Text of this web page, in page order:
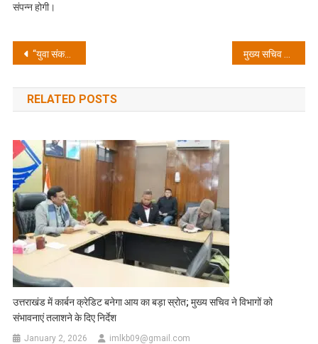
संपन्न होगी।
Post
navigation
“युवा संकल्प लें और उत्तराखण्ड को सर्वश्रेष्ठ राज्य बनाएं”: मुख्यमंत्री पुष्कर सिंह धामी ने ‘मुख्य सेवक युवा संवाद’ में युवाओं से किया आह्वान।
RELATED POSTS
उत्तराखंड में कार्बन क्रेडिट बनेगा आय का बड़ा स्रोत; मुख्य सचिव ने विभागों को
संभावनाएं तलाशने के दिए निर्देश
January 2, 2026 imlkb09@gmail.com